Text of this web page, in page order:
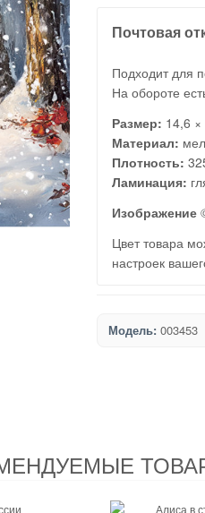
Почтовая
Подходит для
На обороте
Размер: 14,6
Материал:
Плотность:
Ламинация:
Изображение
Цвет товара
настроек
Модель: 003453